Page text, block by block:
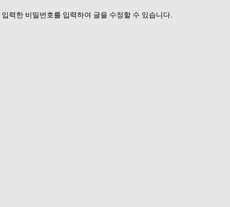
력한 비밀번호를 입력하여 글을 수정할 수 있습니다.